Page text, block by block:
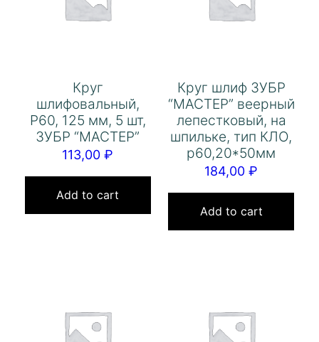
Круг
шлифовальный,
Р60, 125 мм, 5 шт,
ЗУБР “МАСТЕР”
113,00₽
Add to cart
Круг шлиф ЗУБР
“МАСТЕР” веерный
лепестковый, на
шпильке, тип КЛО,
р60,20*50мм
184,00₽
Add to cart